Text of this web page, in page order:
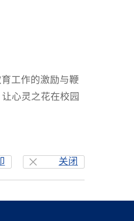
工作的激励与鞭
心灵之花在校园
关闭